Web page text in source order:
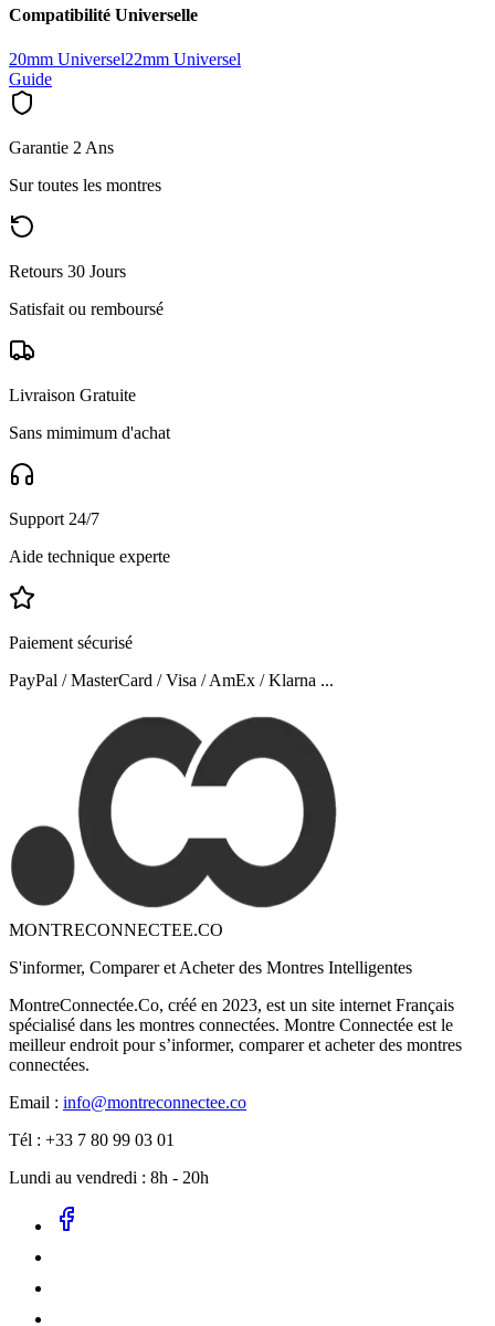
Compatibilité Universelle
20mm Universel22mm Universel
Guide
Garantie 2 Ans
Sur toutes les montres
Retours 30 Jours
Satisfait ou remboursé
Livraison Gratuite
Sans mimimum d'achat
Support 24/7
Aide technique experte
Paiement sécurisé
PayPal / MasterCard / Visa / AmEx / Klarna ...
MONTRECONNECTEE.CO
S'informer, Comparer et Acheter des Montres Intelligentes
MontreConnectée.Co, créé en 2023, est un site internet Français
spécialisé dans les montres connectées. Montre Connectée est le
meilleur endroit pour s’informer, comparer et acheter des montres
connectées.
Email : info@montreconnectee.co
Tél : +33 7 80 99 03 01
Lundi au vendredi : 8h - 20h